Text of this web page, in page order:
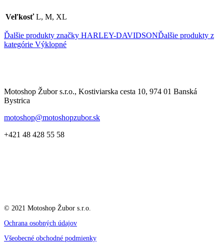
Veľkosť L, M, XL
Ďalšie produkty značky HARLEY-DAVIDSONĎalšie produkty z
kategórie Výklopné
Motoshop Žubor s.r.o., Kostiviarska cesta 10, 974 01 Banská
Bystrica
motoshop@motoshopzubor.sk
+421 48 428 55 58
© 2021 Motoshop Žubor s.r.o.
Ochrana osobných údajov
Všeobecné obchodné podmienky